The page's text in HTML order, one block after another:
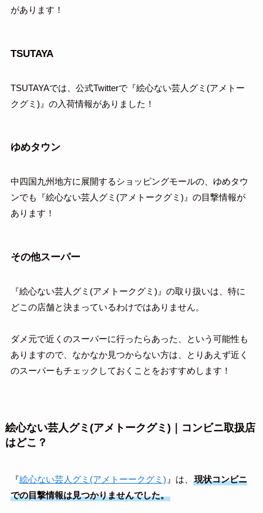
があります！
TSUTAYA
TSUTAYAでは、公式Twitterで『絵心ない芸人グミ(アメトー
クグミ)』の入荷情報がありました！
ゆめタウン
中四国九州地方に展開するショッピングモールの、ゆめタウ
ンでも『絵心ない芸人グミ(アメトークグミ)』の目撃情報が
あります！
その他スーパー
『絵心ない芸人グミ(アメトークグミ)』の取り扱いは、特に
どこの店舗と決まっているわけではありません。
ダメ元で近くのスーパーに行ったらあった、という可能性も
ありますので、なかなか見つからない方は、とりあえず近く
のスーパーもチェックしておくことをおすすめします！
絵心ない芸人グミ(アメトークグミ)｜コンビニ取扱店
はどこ？
『絵心ない芸人グミ(アメトーークグミ) 』は、
現状コンビニ
での目撃情報は見つかりませんでした。